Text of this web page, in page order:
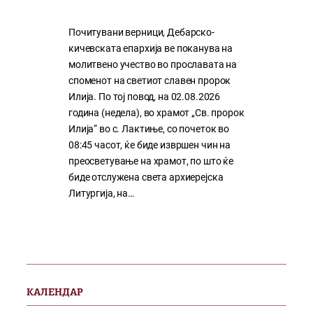
Почитувани верници, Дебарско-
кичевската епархија ве поканува на
молитвено учество во прославата на
споменот на светиот славен пророк
Илија. По тој повод, на 02.08.2026
година (недела), во храмот „Св. пророк
Илија“ во с. Лактиње, со почеток во
08:45 часот, ќе биде извршен чин на
преосветување на храмот, по што ќе
биде отслужена света архиерејска
Литургија, на…
КАЛЕНДАР